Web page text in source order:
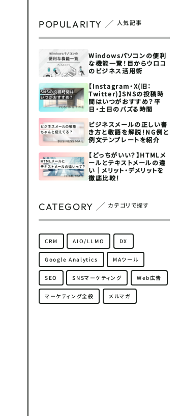
POPULARITY 人気記事
Windowsパソコンの便利
な機能一覧！目からウロコ
のビジネス活用術
【Instagram・X(旧：
Twitter)】SNSの投稿時
間はいつがおすすめ？平
日・土日のバズる時間
ビジネスメールの正しい書
き方と敬語を解説！NG例と
例文テンプレートを紹介
【どっちがいい？】HTMLメ
ールとテキストメールの違
い｜メリット・デメリットを
徹底比較！
CATEGORY カテゴリで探す
CRM AIO/LLMO DX
Google Analytics MAツール
SEO SNSマーケティング Web広告
マーケティング全般 メルマガ